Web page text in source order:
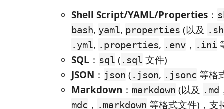
Shell Script/YAML/Properties ：
bash, yaml, properties (以及 .sh
.yml, .properties, .env ， .ini
SQL ： sql ( .sql 文件)
JSON ： json ( .json, .jsonc 等格
Markdown ： markdown (以及 .md
mdc ， .markdown 等格式文件)，支